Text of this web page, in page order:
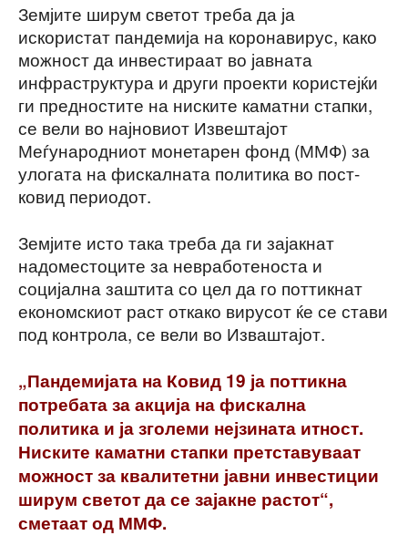
Земјите ширум светот треба да ја
искористат пандемија на коронавирус, како
можност да инвестираат во јавната
инфраструктура и други проекти користејќи
ги предностите на ниските каматни стапки,
се вели во најновиот Извештајот
Меѓународниот монетарен фонд (ММФ) за
улогата на фискалната политика во пост-
ковид периодот.
Земјите исто така треба да ги зајакнат
надоместоците за невработеноста и
социјална заштита со цел да го поттикнат
економскиот раст откако вирусот ќе се стави
под контрола, се вели во Изваштајот.
„Пандемијата на Ковид 19 ја поттикна
потребата за акција на фискална
политика и ја зголеми нејзината итност.
Ниските каматни стапки претставуваат
можност за квалитетни јавни инвестиции
ширум светот да се зајакне растот“,
сметаат од ММФ.